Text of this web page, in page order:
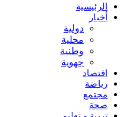
الرئيسية
أخبار
دولية
محلية
وطنية
جهوية
اقتصاد
رياضة
مجتمع
صحة